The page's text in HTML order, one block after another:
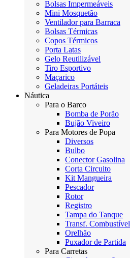
Bolsas Impermeáveis
Mini Mosquetão
Ventilador para Barraca
Bolsas Térmicas
Copos Térmicos
Porta Latas
Gelo Reutilizável
Tiro Esportivo
Maçarico
Geladeiras Portáteis
Náutica
Para o Barco
Bomba de Porão
Bujão Viveiro
Para Motores de Popa
Diversos
Bulbo
Conector Gasolina
Corta Circuito
Kit Mangueira
Pescador
Rotor
Registro
Tampa do Tanque
Transf. Combustível
Orelhão
Puxador de Partida
Para Carretas